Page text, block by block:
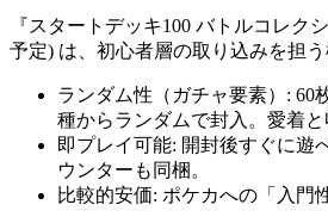
『スタートデッキ100 バトルコレク
予定) は、初心者層の取り込みを担う
ランダム性（ガチャ要素）: 60
種からランダムで封入。愛着と
即プレイ可能: 開封後すぐに遊
ウンターも同梱。
比較的安価: ポケカへの「入門